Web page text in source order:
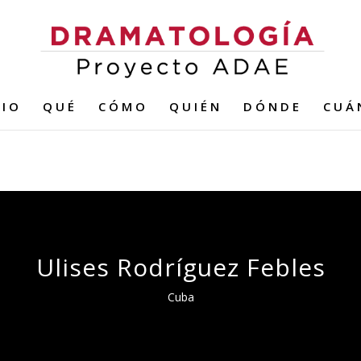
QUÉ CÓMO QUIÉN DÓNDE
Ulises Rodríguez Febles
Cuba